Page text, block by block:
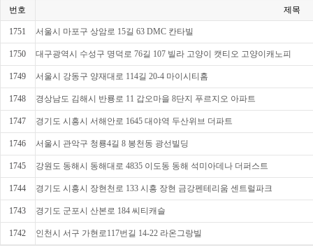
번호 제목
1751 서울시 마포구 상암로 15길 63 DMC 칸타빌
1750 대구광역시 수성구 명덕로 76길 107 빌라 고양이 캣티오 고양이캐노피
1749 서울시 강동구 양재대로 114길 20-4 마이시티홈
1748 경상남도 김해시 반룡로 11 갑오마을 8단지 푸르지오 아파트
1747 경기도 시흥시 서해안로 1645 대야역 두산위브 더파트
1746 서울시 관악구 청룡4길 8 봉천동 광선빌딩
1745 강원도 동해시 동해대로 4835 이도동 동해 석미아데나 더퍼스트
1744 경기도 시흥시 장현천로 133 시흥 장현 금강펜테리움 센트럴파크
1743 경기도 군포시 산본로 184 씨티캐슬
1742 인천시 서구 가현로117번길 14-22 라온그랑빌